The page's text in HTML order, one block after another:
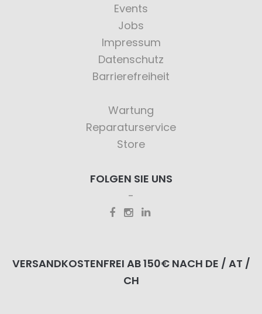
Events
Jobs
Impressum
Datenschutz
Barrierefreiheit
Wartung
Reparaturservice
Store
FOLGEN SIE UNS
VERSANDKOSTENFREI AB 150€ NACH DE / AT /
CH